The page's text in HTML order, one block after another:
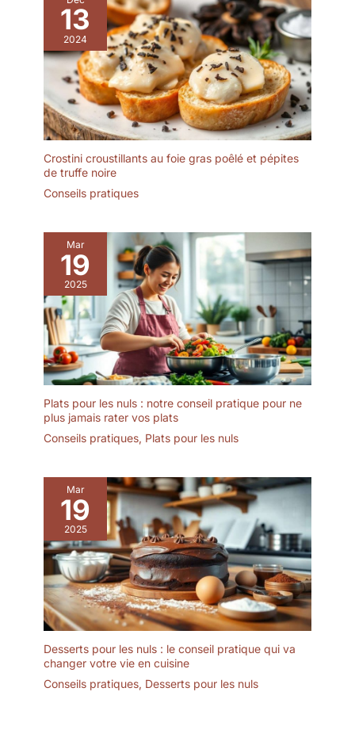
13
2024
Crostini croustillants au foie gras poêlé et pépites
de truffe noire
Conseils pratiques
Mar
19
2025
Plats pour les nuls : notre conseil pratique pour ne
plus jamais rater vos plats
Conseils pratiques, Plats pour les nuls
Mar
19
2025
Desserts pour les nuls : le conseil pratique qui va
changer votre vie en cuisine
Conseils pratiques, Desserts pour les nuls